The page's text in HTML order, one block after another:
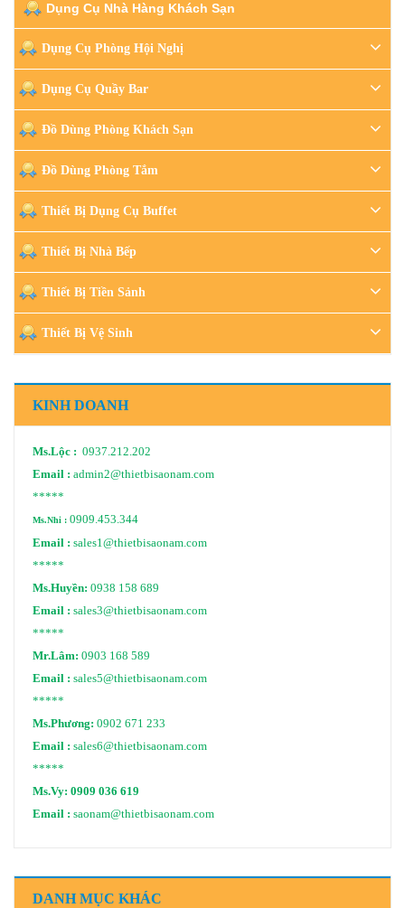
Dụng Cụ Nhà Hàng Khách Sạn
Dụng Cụ Phòng Hội Nghị
Dụng Cụ Quầy Bar
Đồ Dùng Phòng Khách Sạn
Đồ Dùng Phòng Tắm
Thiết Bị Dụng Cụ Buffet
Thiết Bị Nhà Bếp
Thiết Bị Tiền Sảnh
Thiết Bị Vệ Sinh
KINH DOANH
Ms.Lộc : 0937.212.202
Email : admin2@thietbisaonam.com
*****
Ms.Nhi : 0909.453.344
Email : sales1@thietbisaonam.com
*****
Ms.Huyền: 0938 158 689
Email : sales3@thietbisaonam.com
*****
Mr.Lâm: 0903 168 589
Email : sales5@thietbisaonam.com
*****
Ms.Phương: 0902 671 233
Email : sales6@thietbisaonam.com
*****
Ms.Vy: 0909 036 619
Email : saonam@thietbisaonam.com
DANH MỤC KHÁC